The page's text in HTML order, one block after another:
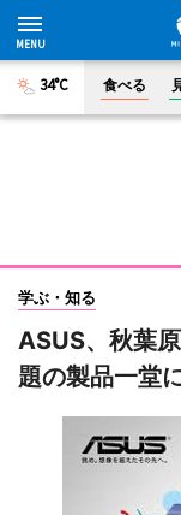
34°C 食べる
学ぶ・知る
ASUS、秋葉
題の製品一堂